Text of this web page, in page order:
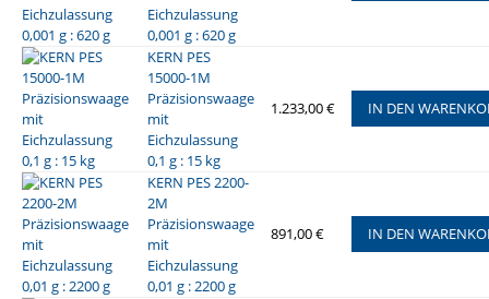
Eichzulassung
0,001 g : 620 g
KERN PES
15000-1M
Präzisionswaage
mit
Eichzulassung
0,1 g : 15 kg
1.233,00 € IN DEN
KERN PES 2200-
2M
Präzisionswaage
mit
Eichzulassung
0,01 g : 2200 g
891,00 € IN DEN